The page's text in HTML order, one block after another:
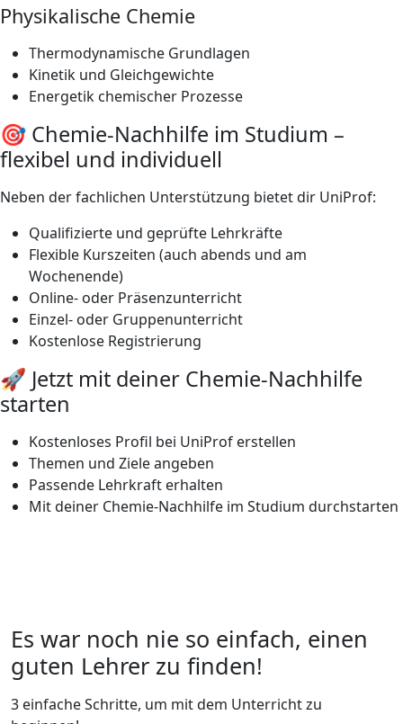
Physikalische Chemie
Thermodynamische Grundlagen
Kinetik und Gleichgewichte
Energetik chemischer Prozesse
🎯 Chemie-Nachhilfe im Studium –
flexibel und individuell
Neben der fachlichen Unterstützung bietet dir UniProf:
Qualifizierte und geprüfte Lehrkräfte
Flexible Kurszeiten (auch abends und am
Wochenende)
Online- oder Präsenzunterricht
Einzel- oder Gruppenunterricht
Kostenlose Registrierung
🚀 Jetzt mit deiner Chemie-Nachhilfe
starten
Kostenloses Profil bei UniProf erstellen
Themen und Ziele angeben
Passende Lehrkraft erhalten
Mit deiner Chemie-Nachhilfe im Studium durchstarten
Es war noch nie so einfach, einen
guten Lehrer zu finden!
3 einfache Schritte, um mit dem Unterricht zu